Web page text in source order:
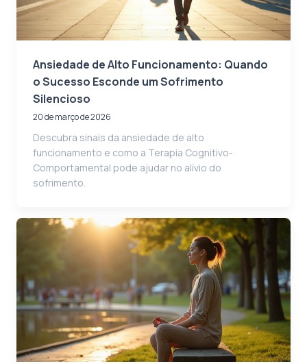
Ansiedade de Alto Funcionamento: Quando
o Sucesso Esconde um Sofrimento
Silencioso
20 de março de 2026
Descubra sinais da ansiedade de alto
funcionamento e como a Terapia Cognitivo-
Comportamental pode ajudar no alívio do
sofrimento.